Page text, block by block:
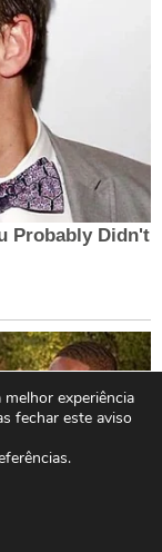
experiência
fechar este aviso